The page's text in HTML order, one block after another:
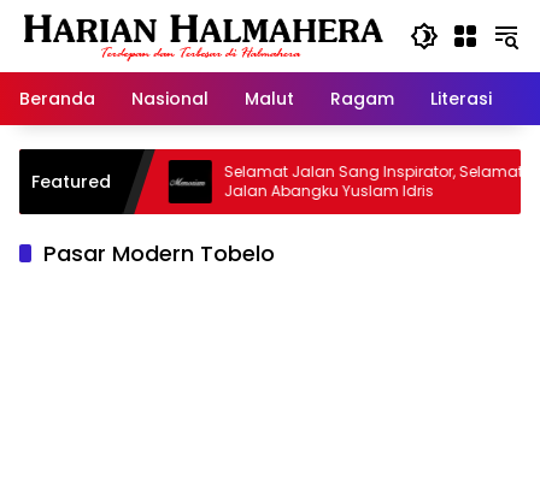
Langsung
Beranda
Nasional Malut Ragam Literasi
Featured
Warisan
Selamat Jalan Sang Inspirator, Selamat
Jalan Abangku Yuslam Idris
Pasar Modern Tobelo